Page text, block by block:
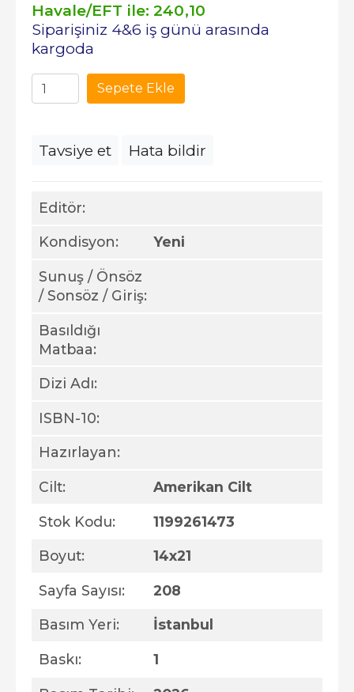
Editör:
Kondisyon: Yeni
Sunuş / Önsöz
/ Sonsöz / Giriş:
Basıldığı
Matbaa:
Dizi Adı:
ISBN-10:
Hazırlayan:
Cilt: Amerikan Cilt
Stok Kodu: 1199261473
Boyut: 14x21
Sayfa Sayısı: 208
Basım Yeri: İstanbul
Baskı: 1
Havale/EFT ile: 240,10
Siparişiniz 4&6 iş günü arasında
kargoda
Sepete Ekle
Tavsiye et Hata bildir